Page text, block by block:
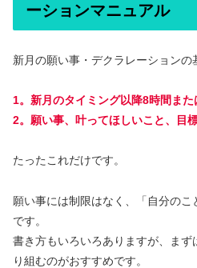
ーションマニュアル
新月の願い事・デクラレーションの
1。新月のタイミング以降8時間ま
2。願い事、叶ってほしいこと、目
たったこれだけです。
願い事には制限はなく、「自分の
です。
書き方もいろいろありますが、まず
り組むのがおすすめです。